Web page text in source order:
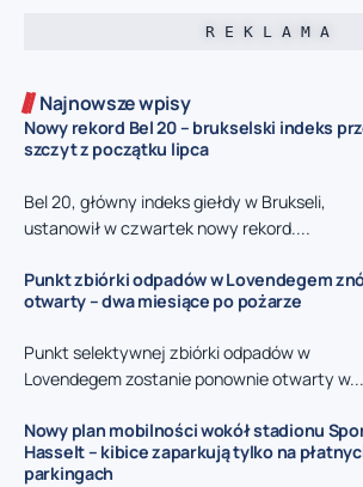
R E K L A M A
Najnowsze wpisy
Nowy rekord Bel 20 – brukselski indeks
szczyt z początku lipca
Bel 20, główny indeks giełdy w Brukseli,
ustanowił w czwartek nowy rekord....
Punkt zbiórki odpadów w Lovendegem
otwarty – dwa miesiące po pożarze
Punkt selektywnej zbiórki odpadów w
Lovendegem zostanie ponownie otwarty w...
Nowy plan mobilności wokół stadionu
Hasselt – kibice zaparkują tylko na
parkingach